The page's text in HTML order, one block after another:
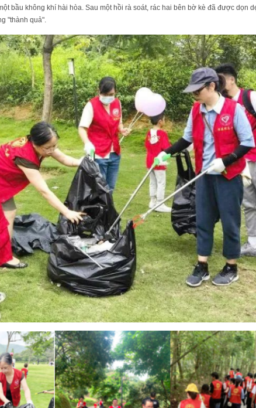
bầu không khí hài hòa. Sau một hồi rà soát, rác hai bên bờ kè đã được dọn
"thành quả".